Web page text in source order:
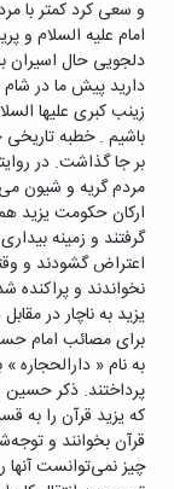
و سعی کرد کمتر با
امام علیه السلام و
دلجویی حال اسیران
دارید پیش ما در شام
زینب کبری علیها
باشیم . خطبه
بر جا گذاشت. در
مردم گریه و شیون
ارکان حکومت یزید
گرفتند و زمینه
اعتراض گشودند و
نخواندند و
یزید به ناچار در
برای مصائب امام
به نام « دارالحجاره
پرداختند. ذکر حسین
که یزید قرآن را به
قرآن بخوانند و
چیز نمی‌توانست آنها